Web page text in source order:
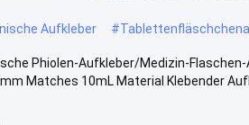
Aufkleber #
Phiolen-Aufkleber/Medizin-
Matches 10mL Material Klebender